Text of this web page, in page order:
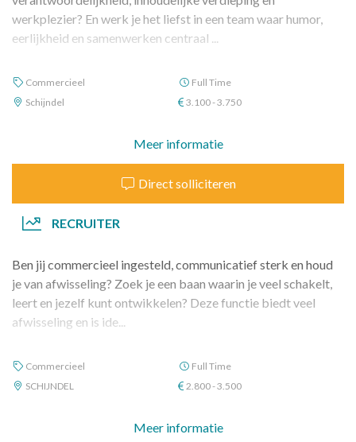
werkplezier? En werk je het liefst in een team waar humor,
eerlijkheid en samenwerken centraal ...
Commercieel
Full Time
Schijndel
3.100 - 3.750
Meer informatie
Direct solliciteren
RECRUITER
Ben jij commercieel ingesteld, communicatief sterk en houd
je van afwisseling? Zoek je een baan waarin je veel schakelt,
leert en jezelf kunt ontwikkelen? Deze functie biedt veel
afwisseling en is ide...
Commercieel
Full Time
SCHIJNDEL
2.800 - 3.500
Meer informatie